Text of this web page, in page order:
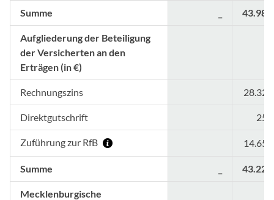
Summe
Aufgliederung der Beteiligung
der Versicherten an den
Erträgen (in €)
Rechnungszins
Direktgutschrift
Zuführung zur RfB
Summe
Mecklenburgische